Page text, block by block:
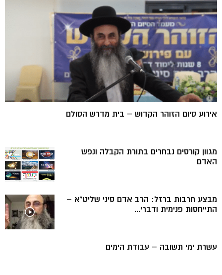
אירוע סיום הזוהר הקדוש – בית מדרש הסולם
מגוון קורסים נבחרים בתורת הקבלה ונפש
האדם
מבצע חרבות ברזל: הרב אדם סיני שליט”א –
התייחסות פנימית ודברי...
עשרת ימי תשובה – עבודת הימים